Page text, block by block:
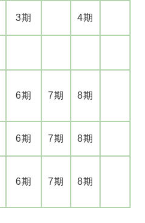
3期 4期
6期 7期 8期
6期 7期 8期
6期 7期 8期